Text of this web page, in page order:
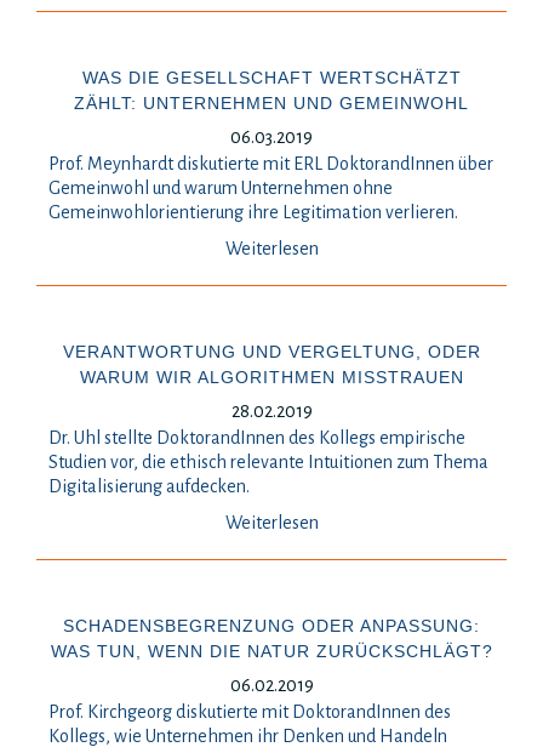
WAS DIE GESELLSCHAFT WERTSCHÄTZT
ZÄHLT: UNTERNEHMEN UND GEMEINWOHL
06.03.2019
Prof. Meynhardt diskutierte mit ERL DoktorandInnen über
Gemeinwohl und warum Unternehmen ohne
Gemeinwohlorientierung ihre Legitimation verlieren.
Weiterlesen
VERANTWORTUNG UND VERGELTUNG, ODER
WARUM WIR ALGORITHMEN MISSTRAUEN
28.02.2019
Dr. Uhl stellte DoktorandInnen des Kollegs empirische
Studien vor, die ethisch relevante Intuitionen zum Thema
Digitalisierung aufdecken.
Weiterlesen
SCHADENSBEGRENZUNG ODER ANPASSUNG:
WAS TUN, WENN DIE NATUR ZURÜCKSCHLÄGT?
06.02.2019
Prof. Kirchgeorg diskutierte mit DoktorandInnen des
Kollegs, wie Unternehmen ihr Denken und Handeln